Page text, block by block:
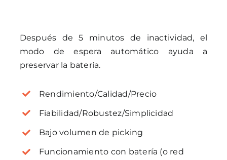
Después de 5 minutos de inactividad, el
modo de espera automático ayuda a
preservar la batería.
Rendimiento/Calidad/Precio
Fiabilidad/Robustez/Simplicidad
Bajo volumen de picking
Funcionamiento con batería (o red